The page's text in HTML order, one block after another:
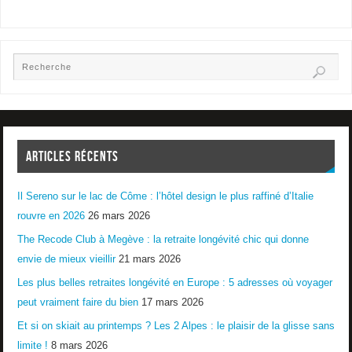
ARTICLES RÉCENTS
Il Sereno sur le lac de Côme : l’hôtel design le plus raffiné d’Italie
rouvre en 2026 26 mars 2026
The Recode Club à Megève : la retraite longévité chic qui donne
envie de mieux vieillir 21 mars 2026
Les plus belles retraites longévité en Europe : 5 adresses où voyager
peut vraiment faire du bien 17 mars 2026
Et si on skiait au printemps ? Les 2 Alpes : le plaisir de la glisse sans
limite ! 8 mars 2026